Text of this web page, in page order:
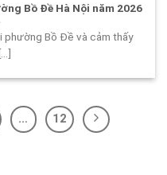
Bồ Đề Hà Nội năm 2026
phường Bồ Đề và cảm thấy
… 12